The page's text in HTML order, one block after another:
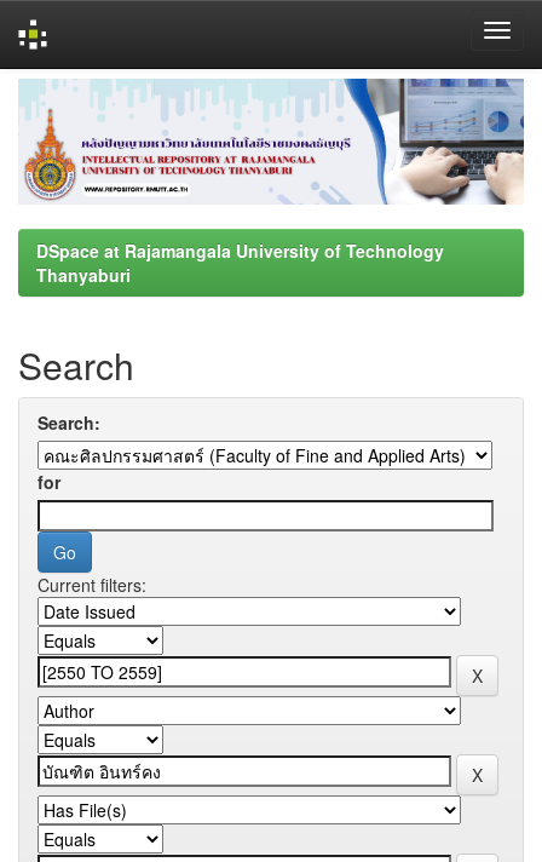
navigation
DSpace at Rajamangala University of Technology
Thanyaburi
Search
Search:
for
Current filters: